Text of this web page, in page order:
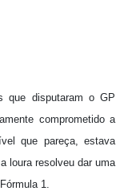
que disputaram o GP
comprometido a
que pareça, estava
loura resolveu dar uma
1.